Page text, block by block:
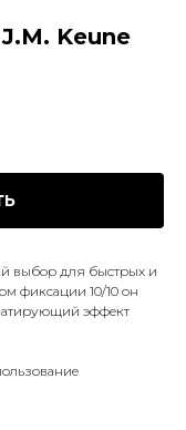
Keune
выбор для быстрых и
фиксации 10/10 он
эффект